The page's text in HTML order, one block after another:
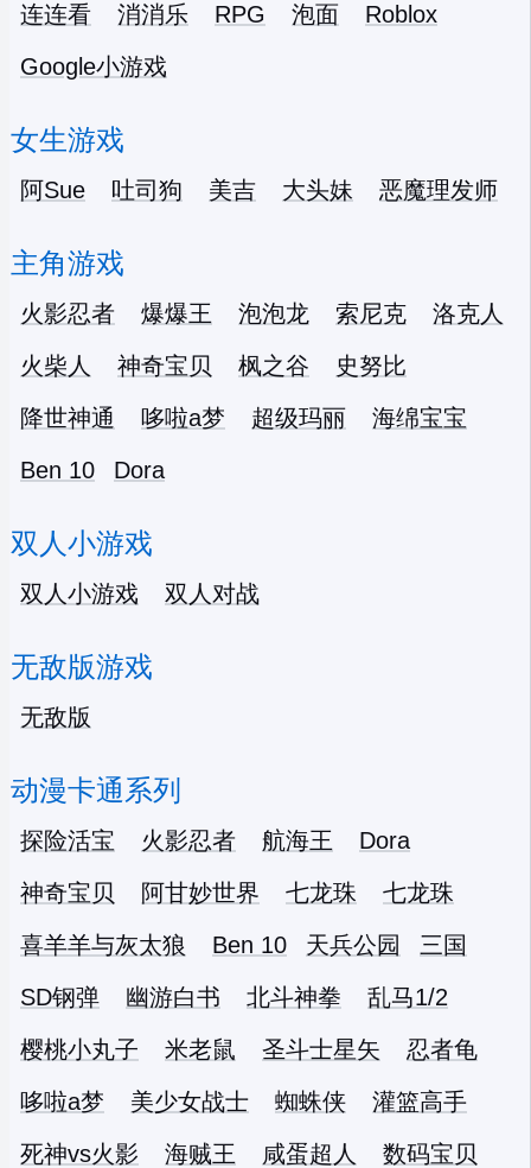
连连看
消消乐 RPG 泡面
Roblox
Google小游戏
女生游戏
阿Sue 吐司狗 美吉 大头妹 恶魔理发师
主角游戏
火影忍者 爆爆王 泡泡龙 索尼克
洛克人
火柴人
神奇宝贝 枫之谷
史努比
降世神通
哆啦a梦 超级玛丽
海绵宝宝
Ben 10
Dora
双人小游戏
双人小游戏 双人对战
无敌版游戏
无敌版
动漫卡通系列
探险活宝 火影忍者 航海王
Dora
神奇宝贝
阿甘妙世界 七龙珠
七龙珠
喜羊羊与灰太狼
Ben 10 天兵公园
三国
SD钢弹
幽游白书 北斗神拳
乱马1/2
樱桃小丸子
米老鼠 圣斗士星矢
忍者龟
哆啦a梦
美少女战士 蜘蛛侠
灌篮高手
死神vs火影
海贼王 咸蛋超人
数码宝贝